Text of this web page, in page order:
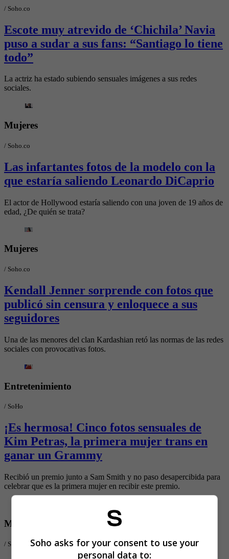
/ Soho.co
Escote muy atrevido de ‘Chichila’ Navia
puso a sudar a sus fans: “Santiago lo tiene
todo”
La actriz ha estado subiendo sensuales imágenes a sus redes
sociales.
Mujeres
/ Soho.co
Las infartantes fotos de la modelo con la
que estaría saliendo Leonardo DiCaprio
El actor de Hollywood estaría saliendo con una joven de 19 años de
edad, ¿De quién se trata?
Mujeres
/ Soho.co
Kendall Jenner sorprende con fotos que
publicó sin censura y enloquece a sus
seguidores
Una de las menores del clan Kardashian retó las normas de las redes
sociales con provocativas fotos.
Entretenimiento
/ SoHo
¡Es hermosa! Cinco fotos sensuales de
Kim Petras, la primera mujer trans en
ganar un Grammy
Recibió un premio junto a Sam Smith y no paso desapercibida para
celebrar que es la primera mujer en recibir este premio.
Mujeres
/ Soho.co Soho asks for your consent to use your
personal data to: